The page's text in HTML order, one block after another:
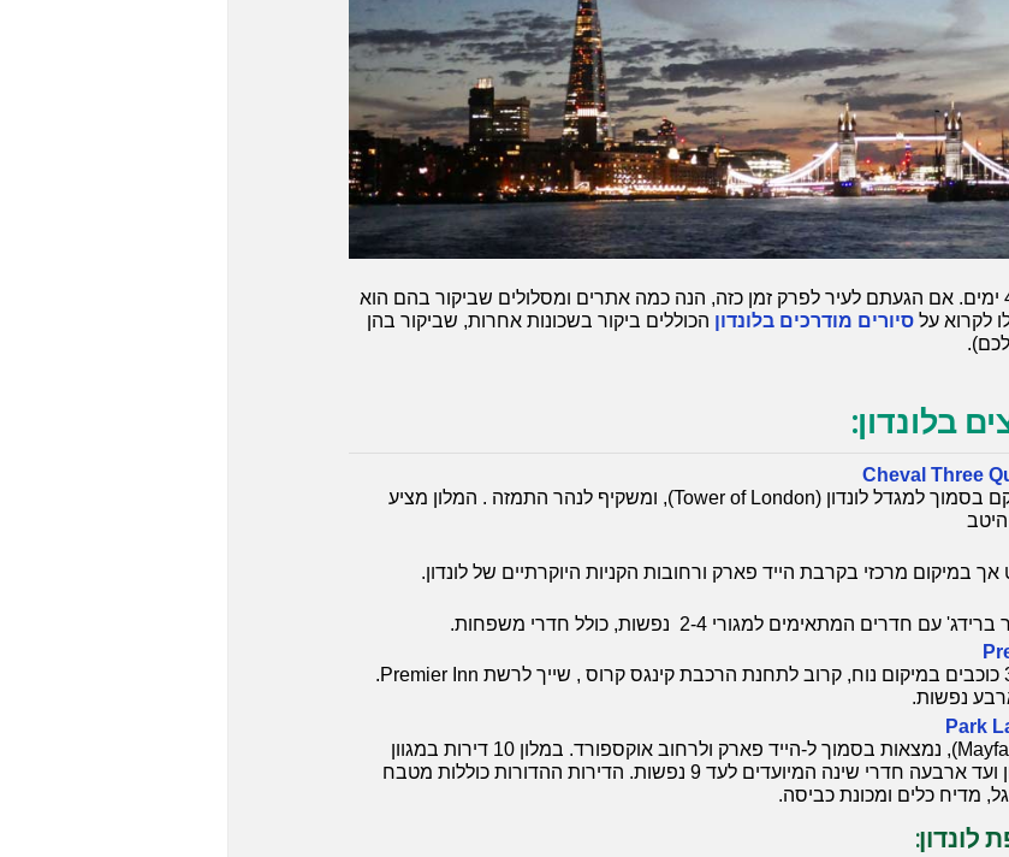
ללונדון מומלץ להקדיש לפחות 4-5 ימים. אם הגעתם לעיר לפרק זמן כזה, הנה כמה אתרים ומסלולים שביקור בהם הוא
לקרוא עלסיורים מודרכים בלונדון הכוללים ביקור בשכונות אחרות, שביקור בהן
בלונדון:
Cheval Three
מלון דירות בדרוג 5 כוכבים הממוקם בסמוך למגדל לונדון (Tower of London), ומשקיף לנהר התמזה . המלון מציע
היטב
מלון גדול ובו 266 חדרים בדירוג 3 כוכבים במיקום נוח, קרוב לתחנת הרכבת קינגס קרוס , שייך לרשת Premier Inn.
נפשות.
Park
מלון דירות מפואר בלב מייפייר (Mayfair), נמצאות בסמוך ל-הייד פארק ולרחוב אוקספורד. במלון 10 דירות במגוון
גדלים החל מחדר שינה אחד וסלון ועד ארבעה חדרי שינה המיועדים לעד 9 נפשות. הדירות ההדורות כוללות מטבח
מדיח כלים ומכונת כביסה.
לונדון: